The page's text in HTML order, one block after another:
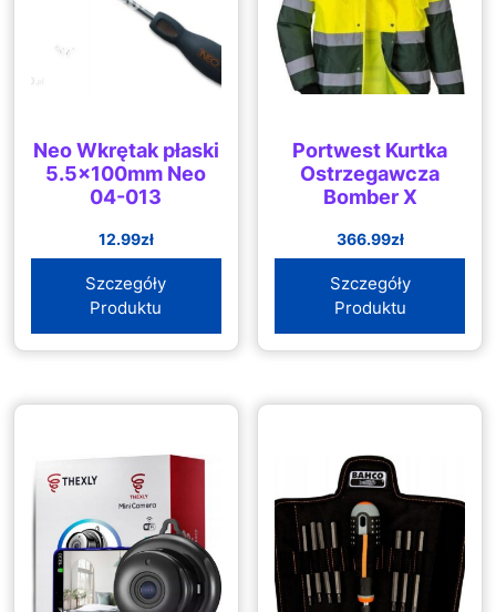
Neo Wkrętak płaski
5.5x100mm Neo
04-013
12.99zł
Szczegóły
Produktu
Portwest Kurtka
Ostrzegawcza
Bomber X
366.99zł
Szczegóły
Produktu